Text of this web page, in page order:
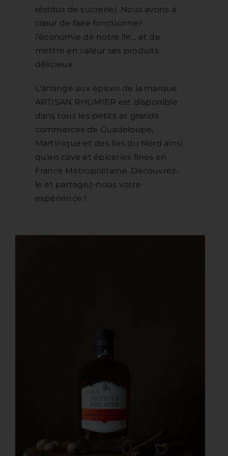
résidus de sucrerie). Nous avons à
cœur de faire fonctionner
l’économie de notre île… et de
mettre en valeur ses produits
délicieux.
L'arrangé aux épices de la marque
ARTISAN RHUMIER est disponible
dans tous les petits et grands
commerces de Guadeloupe,
Martinique et des îles du Nord ainsi
qu'en cave et épiceries fines en
France Métropolitaine. Découvrez-
le et partagez-nous votre
expérience !